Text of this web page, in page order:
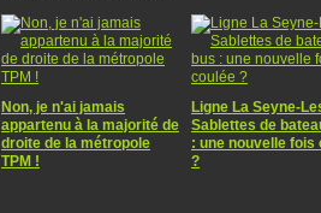
Non, je n'ai jamais
appartenu à la majorité de
droite de la métropole
TPM !
Ligne La Seyne-
Sablettes de
: une nouvelle fois
?